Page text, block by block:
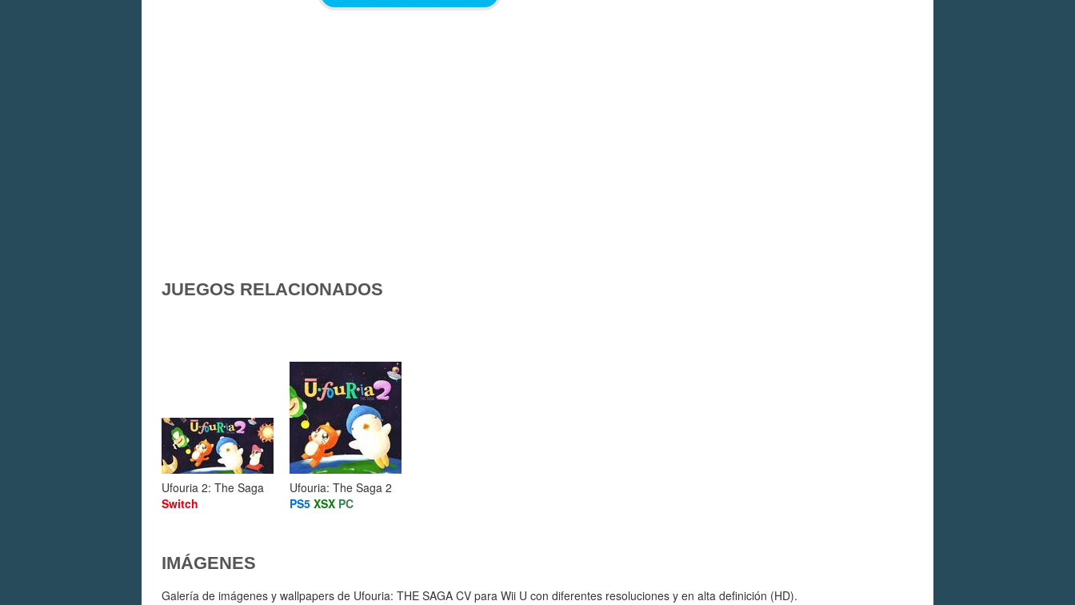
JUEGOS RELACIONADOS
Ufouria 2: The Saga
Switch
Ufouria: The Saga 2
PS5 XSX PC
IMÁGENES
Galería de imágenes y wallpapers de Ufouria: THE SAGA CV para Wii U con diferentes resoluciones y en alta definición (HD).